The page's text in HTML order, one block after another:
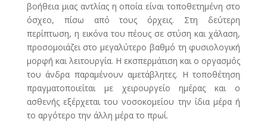
βοήθεια μιας αντλίας η οποία είναι τοποθετημένη στο
όσχεο, πίσω από τους όρχεις. Στη δεύτερη
περίπτωση, η εικόνα του πέους σε στύση και χάλαση,
προσομοιάζει στο μεγαλύτερο βαθμό τη φυσιολογική
μορφή και λειτουργία. Η εκσπερμάτιση και ο οργασμός
του άνδρα παραμένουν αμετάβλητες. Η τοποθέτηση
πραγματοποιείται με χειρουργείο ημέρας και ο
ασθενής εξέρχεται του νοσοκομείου την ίδια μέρα ή
το αργότερο την άλλη μέρα το πρωί.